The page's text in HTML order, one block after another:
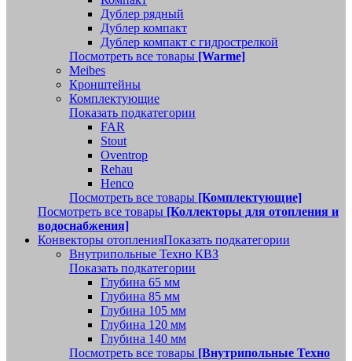
Дублер рядный
Дублер компакт
Дублер компакт с гидрострелкой
Посмотреть все товары [Warme]
Meibes
Кронштейны
Комплектующие
Показать подкатегории
FAR
Stout
Oventrop
Rehau
Henco
Посмотреть все товары [Комплектующие]
Посмотреть все товары [Коллекторы для отопления и
водоснабжения]
Конвекторы отопленияПоказать подкатегории
Внутрипольные Техно КВЗ
Показать подкатегории
Глубина 65 мм
Глубина 85 мм
Глубина 105 мм
Глубина 120 мм
Глубина 140 мм
Посмотреть все товары [Внутрипольные Техно